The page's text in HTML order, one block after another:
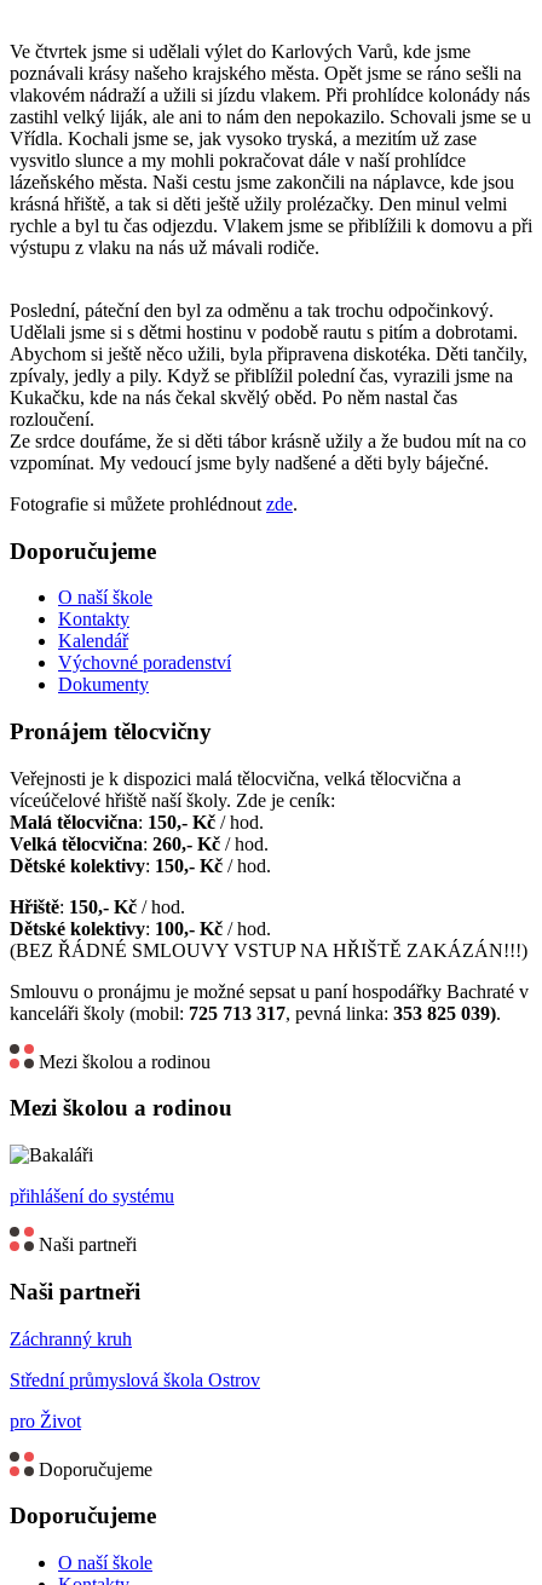
Ve čtvrtek jsme si udělali výlet do Karlových Varů, kde jsme
poznávali krásy našeho krajského města. Opět jsme se ráno sešli na
vlakovém nádraží a užili si jízdu vlakem. Při prohlídce kolonády nás
zastihl velký liják, ale ani to nám den nepokazilo. Schovali jsme se u
Vřídla. Kochali jsme se, jak vysoko tryská, a mezitím už zase
vysvitlo slunce a my mohli pokračovat dále v naší prohlídce
lázeňského města. Naši cestu jsme zakončili na náplavce, kde jsou
krásná hřiště, a tak si děti ještě užily prolézačky. Den minul velmi
rychle a byl tu čas odjezdu. Vlakem jsme se přiblížili k domovu a při
výstupu z vlaku na nás už mávali rodiče.
Poslední, páteční den byl za odměnu a tak trochu odpočinkový.
Udělali jsme si s dětmi hostinu v podobě rautu s pitím a dobrotami.
Abychom si ještě něco užili, byla připravena diskotéka. Děti tančily,
zpívaly, jedly a pily. Když se přiblížil polední čas, vyrazili jsme na
Kukačku, kde na nás čekal skvělý oběd. Po něm nastal čas
rozloučení.
Ze srdce doufáme, že si děti tábor krásně užily a že budou mít na co
vzpomínat. My vedoucí jsme byly nadšené a děti byly báječné.
Fotografie si můžete prohlédnout zde.
Doporučujeme
O naší škole
Kontakty
Kalendář
Výchovné poradenství
Dokumenty
Pronájem tělocvičny
Veřejnosti je k dispozici malá tělocvična, velká tělocvična a
víceúčelové hřiště naší školy. Zde je ceník:
Malá tělocvična: 150,- Kč / hod.
Velká tělocvična: 260,- Kč / hod.
Dětské kolektivy: 150,- Kč / hod.
Hřiště: 150,- Kč / hod.
Dětské kolektivy: 100,- Kč / hod.
(BEZ ŘÁDNÉ SMLOUVY VSTUP NA HŘIŠTĚ ZAKÁZÁN!!!)
Smlouvu o pronájmu je možné sepsat u paní hospodářky Bachraté v
kanceláři školy (mobil: 725 713 317, pevná linka: 353 825 039).
Mezi školou a rodinou
Mezi školou a rodinou
přihlášení do systému
Naši partneři
Naši partneři
Záchranný kruh
Střední průmyslová škola Ostrov
pro Život
Doporučujeme
Doporučujeme
O naší škole